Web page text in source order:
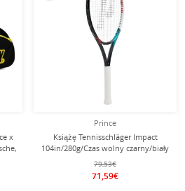
x
Prince
Książę Tennisschläger Impact
104in/280g/Czas wolny czarny/biały
79,53€
71,59€